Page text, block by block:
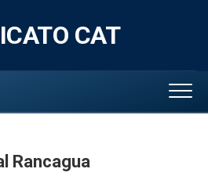
CAT
Rancagua